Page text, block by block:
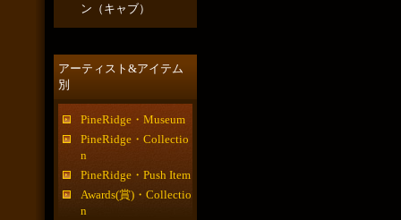
ン（キャブ）
アーティスト&アイテム
別
PineRidge・Museum
PineRidge・Collectio
n
PineRidge・Push Item
Awards(賞)・Collectio
n